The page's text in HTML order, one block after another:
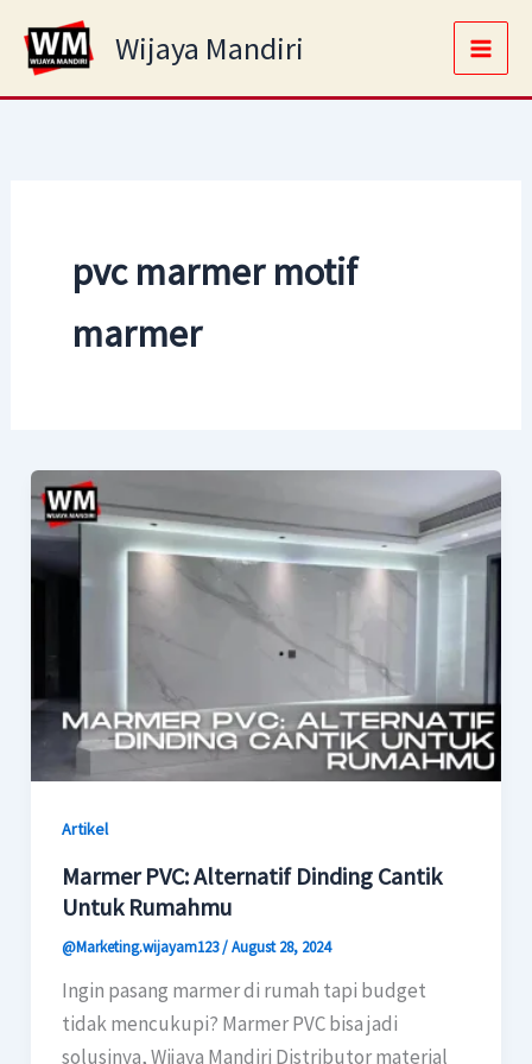
content
Wijaya Mandiri
Main
pvc marmer motif
marmer
Artikel
Marmer PVC: Alternatif Dinding Cantik
Untuk Rumahmu
@Marketing.wijayam123/August 28, 2024
Ingin pasang marmer di rumah tapi budget
tidak mencukupi? Marmer PVC bisa jadi
solusinya, Wijaya Mandiri Distributor material